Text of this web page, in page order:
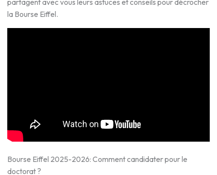
partagent avec vous leurs astuces et conseils pour décrocher
la Bourse Eiffel.
Bourse Eiffel 2025-2026: Comment candidater pour le
doctorat ?